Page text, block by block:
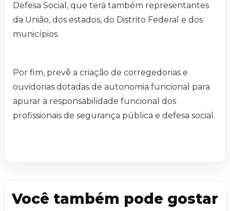
Defesa Social, que terá também representantes
da União, dos estados, do Distrito Federal e dos
municípios.
Por fim, prevê a criação de corregedorias e
ouvidorias dotadas de autonomia funcional para
apurar a responsabilidade funcional dos
profissionais de segurança pública e defesa social.
Você também pode gostar